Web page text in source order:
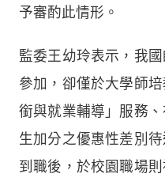
予審酌此情形。
監委王幼玲表示，我
參加，卻僅於大學師
銜與就業輔導」服務
生加分之優惠性差別
到職後，於校園職場